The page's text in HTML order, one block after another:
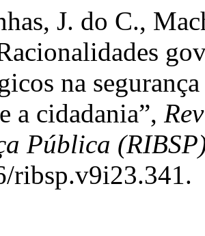
J. do C.,
na
a cidadania”,
Pública
ribsp.v9i23.341.